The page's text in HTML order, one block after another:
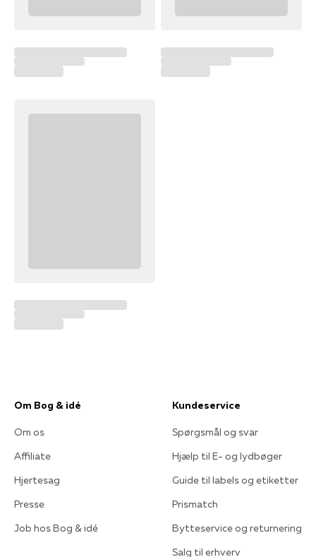
Om Bog & idé
Om os
Affiliate
Hjertesag
Presse
Job hos Bog & idé
Kundeservice
Spørgsmål og svar
Hjælp til E- og lydbøger
Guide til labels og etiketter
Prismatch
Bytteservice og returnering
Salg til erhverv